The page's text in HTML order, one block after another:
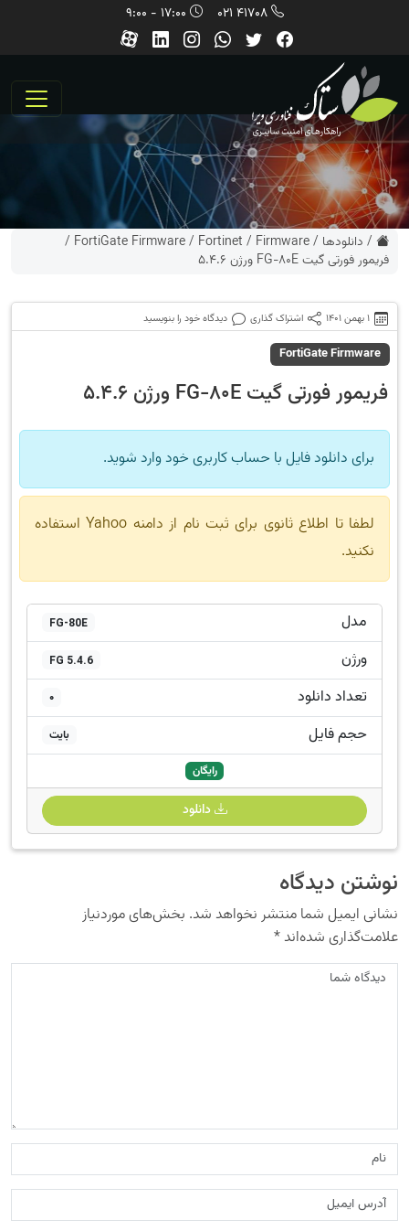
41708 021
/ دانلودها /
Firmware
/
Fortinet
/
FortiGate Firmware
/
فریمور فورتی گیت FG-80E ورژن 5.4.6
1 بهمن 1401 اشتراک گذاری دیدگاه خود را بنویسید
FortiGate Firmware
فریمور فورتی گیت FG-80E ورژن 5.4.6
برای دانلود فایل با حساب کاربری خود وارد شوید.
لطفا تا اطلاع ثانوی برای ثبت نام از دامنه Yahoo استفاده
نکنید.
مدل FG-80E
ورژن FG 5.4.6
تعداد دانلود 0
حجم فایل بایت
رایگان
دانلود
نوشتن دیدگاه
نشانی ایمیل شما منتشر نخواهد شد. بخش‌های موردنیاز
علامت‌گذاری شده‌اند*